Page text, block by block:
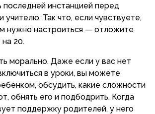
последней инстанцией перед
учителю. Так что, если чувствуете,
нужно настроиться — отложите
20.
морально. Даже если у вас нет
в уроки, вы можете
обсудить, какие сложности
обнять его и подбодрить. Когда
поддержку родителей, у него